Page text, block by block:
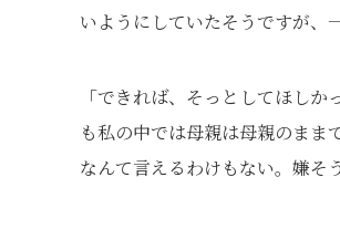
いようにしていたそうですが、
「できれば、そっとしてほし
も私の中では母親は母親のま
なんて言えるわけもない。嫌そ